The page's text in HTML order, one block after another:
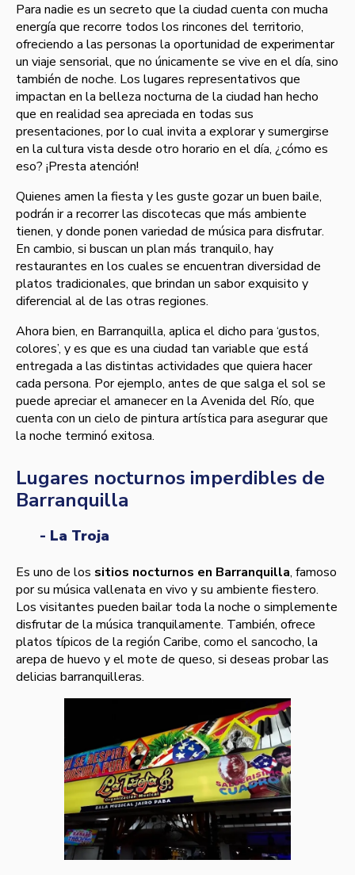
Para nadie es un secreto que la ciudad cuenta con mucha
energía que recorre todos los rincones del territorio,
ofreciendo a las personas la oportunidad de experimentar
un viaje sensorial, que no únicamente se vive en el día, sino
también de noche. Los lugares representativos que
impactan en la belleza nocturna de la ciudad han hecho
que en realidad sea apreciada en todas sus
presentaciones, por lo cual invita a explorar y sumergirse
en la cultura vista desde otro horario en el día, ¿cómo es
eso? ¡Presta atención!
Quienes amen la fiesta y les guste gozar un buen baile,
podrán ir a recorrer las discotecas que más ambiente
tienen, y donde ponen variedad de música para disfrutar.
En cambio, si buscan un plan más tranquilo, hay
restaurantes en los cuales se encuentran diversidad de
platos tradicionales, que brindan un sabor exquisito y
diferencial al de las otras regiones.
Ahora bien, en Barranquilla, aplica el dicho para ‘gustos,
colores’, y es que es una ciudad tan variable que está
entregada a las distintas actividades que quiera hacer
cada persona. Por ejemplo, antes de que salga el sol se
puede apreciar el amanecer en la Avenida del Río, que
cuenta con un cielo de pintura artística para asegurar que
la noche terminó exitosa.
Lugares nocturnos imperdibles de
Barranquilla
- La Troja
Es uno de los sitios nocturnos en Barranquilla, famoso
por su música vallenata en vivo y su ambiente fiestero.
Los visitantes pueden bailar toda la noche o simplemente
disfrutar de la música tranquilamente. También, ofrece
platos típicos de la región Caribe, como el sancocho, la
arepa de huevo y el mote de queso, si deseas probar las
delicias barranquilleras.